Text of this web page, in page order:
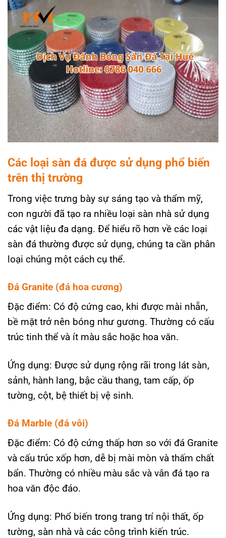
Các loại sàn đá được sử dụng phổ biến
trên thị trường
Trong việc trưng bày sự sáng tạo và thẩm mỹ,
con người đã tạo ra nhiều loại sàn nhà sử dụng
các vật liệu đa dạng. Để hiểu rõ hơn về các loại
sàn đá thường được sử dụng, chúng ta cần phân
loại chúng một cách cụ thể.
Đá Granite (đá hoa cương)
Đặc điểm: Có độ cứng cao, khi được mài nhẵn,
bề mặt trở nên bóng như gương. Thường có cấu
trúc tinh thể và ít màu sắc hoặc hoa văn.
Ứng dụng: Được sử dụng rộng rãi trong lát sàn,
sảnh, hành lang, bậc cầu thang, tam cấp, ốp
tường, cột, bệ thiết bị vệ sinh.
Đá Marble (đá vôi)
Đặc điểm: Có độ cứng thấp hơn so với đá Granite
và cấu trúc xốp hơn, dễ bị mài mòn và thấm chất
bẩn. Thường có nhiều màu sắc và vân đá tạo ra
hoa văn độc đáo.
Ứng dụng: Phổ biến trong trang trí nội thất, ốp
tường, sàn nhà và các công trình kiến trúc.